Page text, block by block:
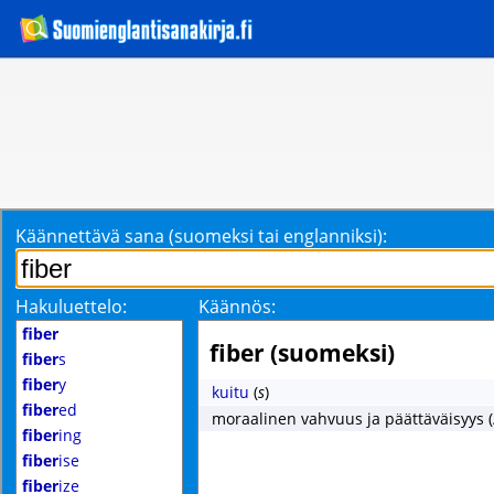
Käännettävä sana (suomeksi tai englanniksi):
Hakuluettelo: Käännös:
fiber
fibers
fibery
fibered
fibering
fiberise
fiberize
fiber (suomeksi)
kuitu (s)
moraalinen vahvuus ja päättäväisyys (